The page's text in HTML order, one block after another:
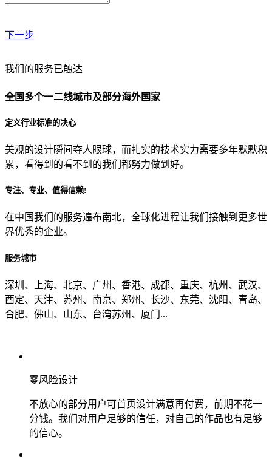
下一步
贵公司预算范围是？
贵公司的团队规模是？
目前主要的营销渠道是？
我们的服务已触达
全国多个一二线城市及部分海外国家
定义行业标准的决心
美观的设计瞬间夺人眼球，而扎实的技术实力需要多年默默积
累，看得到的看不到的我们都努力做到好。
专注、专业、值得信赖!
在中国我们的服务遍布南北，全球化进程让我们接触到更多世
界优秀的企业。
服务城市
深圳、上海、北京、广州、香港、成都、重庆、杭州、武汉、
西定、天津、苏州、南京、郑州、长沙、东莞、沈阳、青岛、
合肥、佛山、山东、台湾苏州、厦门...
零风险设计
不放心的部分用户可首页设计满意再付费，前期不花一
分钱。我们对用户足够的信任，对自己的作品也有足够
的信心。